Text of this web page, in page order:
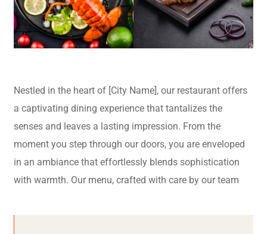
Nestled in the heart of [City Name], our restaurant offers
a captivating dining experience that tantalizes the
senses and leaves a lasting impression. From the
moment you step through our doors, you are enveloped
in an ambiance that effortlessly blends sophistication
with warmth. Our menu, crafted with care by our team